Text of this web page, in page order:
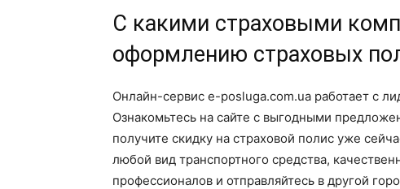
С какими страховыми
оформлению страховых
Онлайн-сервис e-posluga.com.ua работает с
Ознакомьтесь на сайте с выгодными
получите скидку на страховой полис уже
любой вид транспортного средства,
профессионалов и отправляйтесь в другой